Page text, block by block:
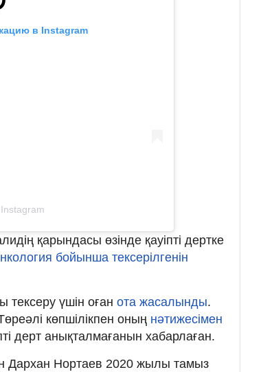
в Instagram
қарындасы өзінде қауіпті дертке
бойынша тексерілгенін
тексеру үшін оған ота жасалынды.
көпшілікпен оның нәтижесімен
дерт анықталмағанын хабарлаған.
Дархан Нортаев 2020 жылы тамыз